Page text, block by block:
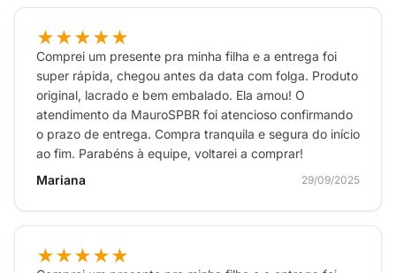
★★★★★
Comprei um presente pra minha filha e a entrega foi
super rápida, chegou antes da data com folga. Produto
original, lacrado e bem embalado. Ela amou! O
atendimento da MauroSPBR foi atencioso confirmando
o prazo de entrega. Compra tranquila e segura do início
ao fim. Parabéns à equipe, voltarei a comprar!
Mariana
29/09/2025
★★★★★